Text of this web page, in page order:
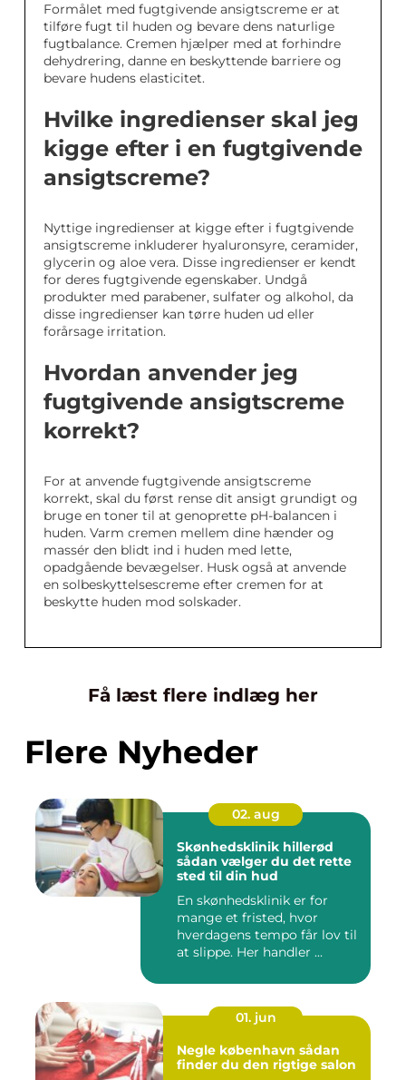
Formålet med fugtgivende ansigtscreme er at
tilføre fugt til huden og bevare dens naturlige
fugtbalance. Cremen hjælper med at forhindre
dehydrering, danne en beskyttende barriere og
bevare hudens elasticitet.
Hvilke ingredienser skal jeg
kigge efter i en fugtgivende
ansigtscreme?
Nyttige ingredienser at kigge efter i fugtgivende
ansigtscreme inkluderer hyaluronsyre, ceramider,
glycerin og aloe vera. Disse ingredienser er kendt
for deres fugtgivende egenskaber. Undgå
produkter med parabener, sulfater og alkohol, da
disse ingredienser kan tørre huden ud eller
forårsage irritation.
Hvordan anvender jeg
fugtgivende ansigtscreme
korrekt?
For at anvende fugtgivende ansigtscreme
korrekt, skal du først rense dit ansigt grundigt og
bruge en toner til at genoprette pH-balancen i
huden. Varm cremen mellem dine hænder og
massér den blidt ind i huden med lette,
opadgående bevægelser. Husk også at anvende
en solbeskyttelsescreme efter cremen for at
beskytte huden mod solskader.
Få læst flere indlæg her
Flere Nyheder
02. aug
Skønhedsklinik hillerød
sådan vælger du det rette
sted til din hud
En skønhedsklinik er for
mange et fristed, hvor
hverdagens tempo får lov til
at slippe. Her handler ...
01. jun
Negle københavn sådan
finder du den rigtige salon